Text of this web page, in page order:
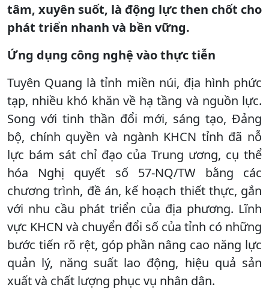
tâm, xuyên suốt, là động lực then chốt cho
phát triển nhanh và bền vững.
Ứng dụng công nghệ vào thực tiễn
Tuyên Quang là tỉnh miền núi, địa hình phức
tạp, nhiều khó khăn về hạ tầng và nguồn lực.
Song với tinh thần đổi mới, sáng tạo, Đảng
bộ, chính quyền và ngành KHCN tỉnh đã nỗ
lực bám sát chỉ đạo của Trung ương, cụ thể
hóa Nghị quyết số 57-NQ/TW bằng các
chương trình, đề án, kế hoạch thiết thực, gắn
với nhu cầu phát triển của địa phương. Lĩnh
vực KHCN và chuyển đổi số của tỉnh có những
bước tiến rõ rệt, góp phần nâng cao năng lực
quản lý, năng suất lao động, hiệu quả sản
xuất và chất lượng phục vụ nhân dân.